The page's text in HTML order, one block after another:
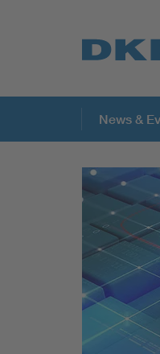
Top-
VDE
Health
News &